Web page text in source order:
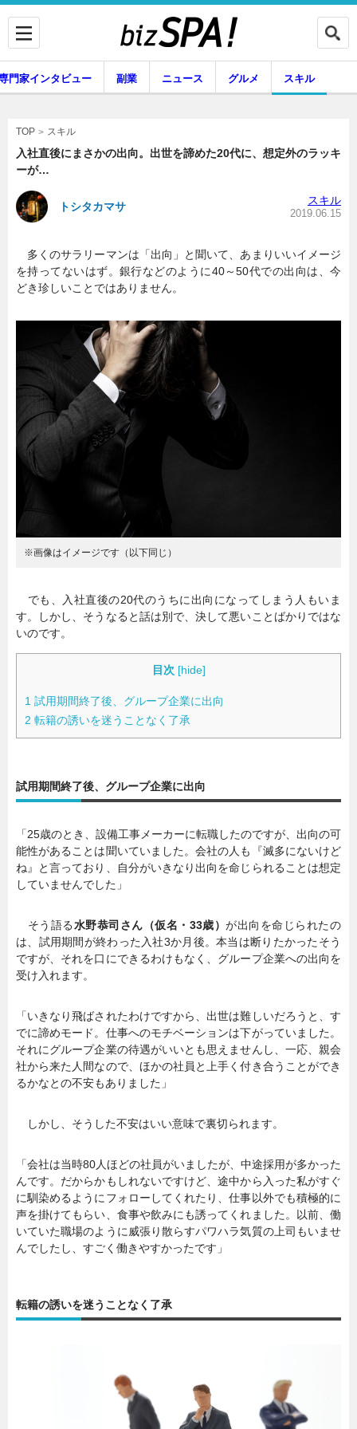
専門家インタビュー
副業 ニュース
グルメ スキル
暮らし
連載一覧
門家インタビュー 副業 ニュース グルメ スキル
TOP スキル
入社直後にまさかの出向。出世を諦めた20代に、想定外のラッキ
ーが…
トシタカマサ スキル
2019.06.15
多くのサラリーマンは「出向」と聞いて、あまりいいイメージ
を持ってないはず。銀行などのように40～50代での出向は、今
どき珍しいことではありません。
※画像はイメージです（以下同じ）
でも、入社直後の20代のうちに出向になってしまう人もいま
す。しかし、そうなると話は別で、決して悪いことばかりではな
いのです。
目次 [hide]
1 試用期間終了後、グループ企業に出向
2 転籍の誘いを迷うことなく了承
試用期間終了後、グループ企業に出向
「25歳のとき、設備工事メーカーに転職したのですが、出向の可
能性があることは聞いていました。会社の人も『滅多にないけど
ね』と言っており、自分がいきなり出向を命じられることは想定
していませんでした」
そう語る水野恭司さん（仮名・33歳）が出向を命じられたの
は、試用期間が終わった入社3か月後。本当は断りたかったそう
ですが、それを口にできるわけもなく、グループ企業への出向を
受け入れます。
「いきなり飛ばされたわけですから、出世は難しいだろうと、す
でに諦めモード。仕事へのモチベーションは下がっていました。
それにグループ企業の待遇がいいとも思えませんし、一応、親会
社から来た人間なので、ほかの社員と上手く付き合うことができ
るかなとの不安もありました」
しかし、そうした不安はいい意味で裏切られます。
「会社は当時80人ほどの社員がいましたが、中途採用が多かった
んです。だからかもしれないですけど、途中から入った私がすぐ
に馴染めるようにフォローしてくれたり、仕事以外でも積極的に
声を掛けてもらい、食事や飲みにも誘ってくれました。以前、働
いていた職場のように威張り散らすパワハラ気質の上司もいませ
んでしたし、すごく働きやすかったです」
転籍の誘いを迷うことなく了承